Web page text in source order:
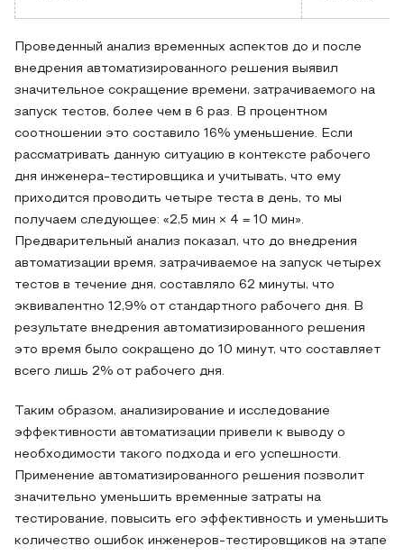
Проведенный анализ временных аспектов до и после
внедрения автоматизированного решения выявил
значительное сокращение времени, затрачиваемого на
запуск тестов, более чем в 6 раз. В процентном
соотношении это составило 16% уменьшение. Если
рассматривать данную ситуацию в контексте рабочего
дня инженера-тестировщика и учитывать, что ему
приходится проводить четыре теста в день, то мы
получаем следующее: «2,5 мин × 4 = 10 мин».
Предварительный анализ показал, что до внедрения
автоматизации время, затрачиваемое на запуск четырех
тестов в течение дня, составляло 62 минуты, что
эквивалентно 12,9% от стандартного рабочего дня. В
результате внедрения автоматизированного решения
это время было сокращено до 10 минут, что составляет
всего лишь 2% от рабочего дня.
Таким образом, анализирование и исследование
эффективности автоматизации привели к выводу о
необходимости такого подхода и его успешности.
Применение автоматизированного решения позволит
значительно уменьшить временные затраты на
тестирование, повысить его эффективность и уменьшить
количество ошибок инженеров-тестировщиков на этапе